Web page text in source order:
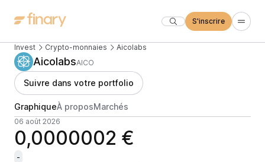
S'inscrire
Invest Crypto-monnaies Aicolabs
AicolabsAICO
Suivre dans votre portfolio
GraphiqueÀ proposMarchés
06 août 2026
0,0000002 €
-